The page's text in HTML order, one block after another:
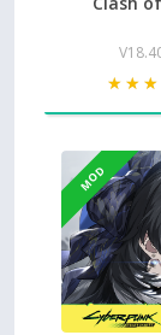
MOD